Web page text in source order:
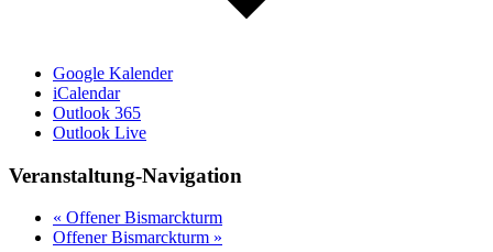
Google Kalender
iCalendar
Outlook 365
Outlook Live
Veranstaltung-Navigation
« Offener Bismarckturm
Offener Bismarckturm »